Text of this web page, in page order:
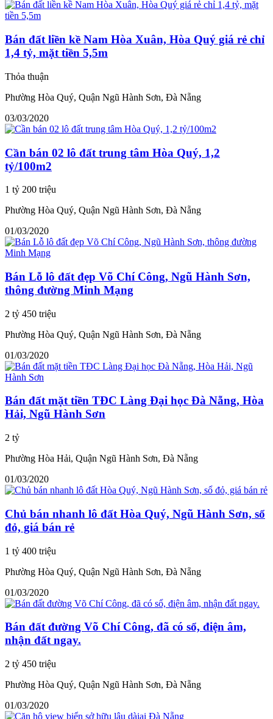
Bán đất liền kề Nam Hòa Xuân, Hòa Quý giá rẻ chỉ
1,4 tỷ, mặt tiền 5,5m
Thỏa thuận
Phường Hòa Quý, Quận Ngũ Hành Sơn, Đà Nẵng
03/03/2020
Cần bán 02 lô đất trung tâm Hòa Quý, 1,2
tỷ/100m2
1 tỷ 200 triệu
Phường Hòa Quý, Quận Ngũ Hành Sơn, Đà Nẵng
01/03/2020
Bán Lỗ lô đất đẹp Võ Chí Công, Ngũ Hành Sơn,
thông đường Minh Mạng
2 tỷ 450 triệu
Phường Hòa Quý, Quận Ngũ Hành Sơn, Đà Nẵng
01/03/2020
Bán đất mặt tiền TĐC Làng Đại học Đà Nẵng, Hòa
Hải, Ngũ Hành Sơn
2 tỷ
Phường Hòa Hải, Quận Ngũ Hành Sơn, Đà Nẵng
01/03/2020
Chủ bán nhanh lô đất Hòa Quý, Ngũ Hành Sơn, sổ
đỏ, giá bán rẻ
1 tỷ 400 triệu
Phường Hòa Quý, Quận Ngũ Hành Sơn, Đà Nẵng
01/03/2020
Bán đất đường Võ Chí Công, đã có sổ, điện âm,
nhận đất ngay.
2 tỷ 450 triệu
Phường Hòa Quý, Quận Ngũ Hành Sơn, Đà Nẵng
01/03/2020